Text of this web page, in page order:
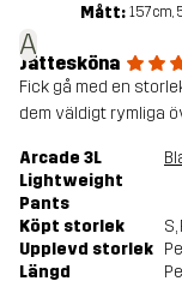
A
Mått: 157cm,
Jättesköna
Fick gå med en
dem väldigt rymliga
Arcade 3L
Lightweight
Pants
Köpt storlek S
Upplevd storlek
Längd